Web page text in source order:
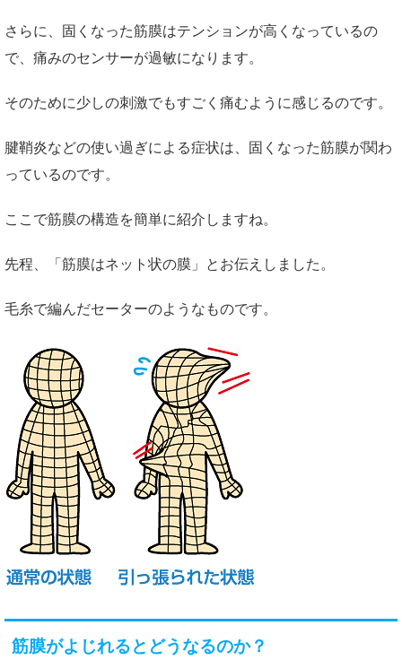
さらに、固くなった筋膜はテンションが高くなっているの
で、痛みのセンサーが過敏になります。
そのために少しの刺激でもすごく痛むように感じるのです。
腱鞘炎などの使い過ぎによる症状は、固くなった筋膜が関わ
っているのです。
ここで筋膜の構造を簡単に紹介しますね。
先程、「筋膜はネット状の膜」とお伝えしました。
毛糸で編んだセーターのようなものです。
筋膜がよじれるとどうなるのか？